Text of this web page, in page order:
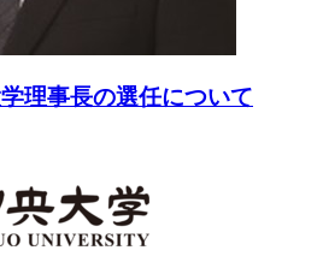
理事長の選任について